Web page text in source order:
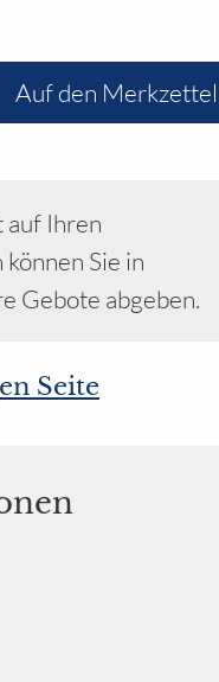
Auf den Merkzettel
auf Ihren
Sie in
Gebote abgeben.
Seite